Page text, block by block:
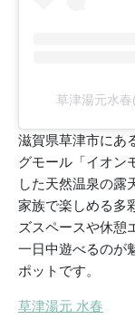
草津湯元水
滋賀県草津市にあ
グモール「イオン
した天然温泉の露
家族で楽しめる多
ズスペースや休憩
一日中遊べるのが
ポットです。
草津湯元 水春